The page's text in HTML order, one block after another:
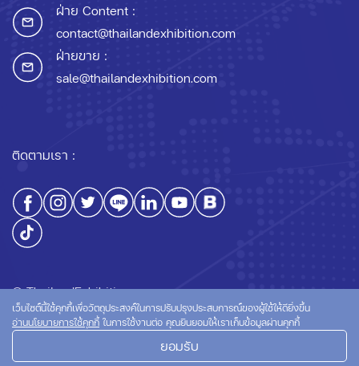
ฝ่าย Content :
contact@thailandexhibition.com
ฝ่ายขาย :
sale@thailandexhibition.com
ติดตามเรา :
© ThailandExhibition.com
นโยบายการใช้คุกกี้
เว็บไซต์นี้ใช้คุกกี้เพื่อวัตถุประสงค์ในการปรับปรุงประสบการณ์ของผู้ใช้ให้ดียิ่งขึ้น
อ่านนโยบายการใช้คุกกี้ ในการใช้งานต่อ คุณยินยอมให้เราเก็บข้อมูลผ่านคุกกี้
ยอมรับ